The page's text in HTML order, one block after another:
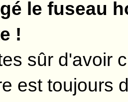
sur le lien
de me
seuls les
forum (dans le